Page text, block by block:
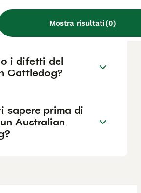
Mostra risultati(0)
del
Cattledog?
i difetti del
Cattledog?
sapere prima di
Australian